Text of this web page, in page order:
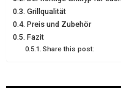
T
E
Grillqualität
Preis und Zubehör
Fazit
Share this post: